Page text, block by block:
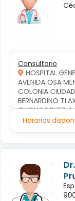
Consultorio
HOSPITAL
AVENIDA OSA
COLONIA
BERNARDINO
CHOLULA,PUEBLA
Horarios